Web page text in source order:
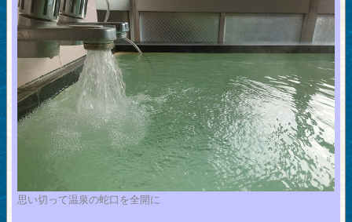
思い切って温泉の蛇口を全開に